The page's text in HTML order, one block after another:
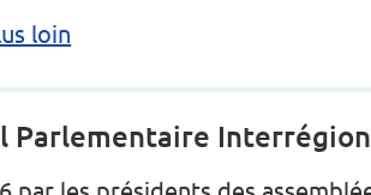
loin
Parlementaire